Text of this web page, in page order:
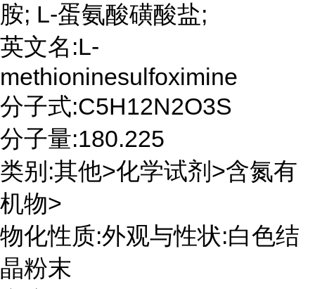
胺; L-蛋氨酸磺酸盐;
英文名:L-
methioninesulfoximine
分子式:C5H12N2O3S
分子量:180.225
类别:其他>化学试剂>含氮有
机物>
物化性质:外观与性状:白色结
晶粉末